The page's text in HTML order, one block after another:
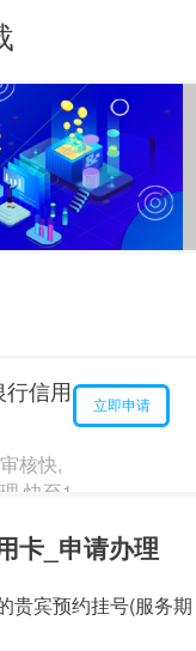
今日已有
今日已有322人申请
元已到账
信用
核快,
,快至1
立即申请
卡_申请办理
贵宾预约挂号(服务期